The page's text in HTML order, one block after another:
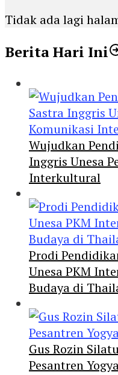
Tidak ada lagi
Berita Hari Ini
Wujudkan
Inggris Unesa
Interkultural
Prodi
Unesa PKM
Budaya di
Gus Rozin
Pesantren